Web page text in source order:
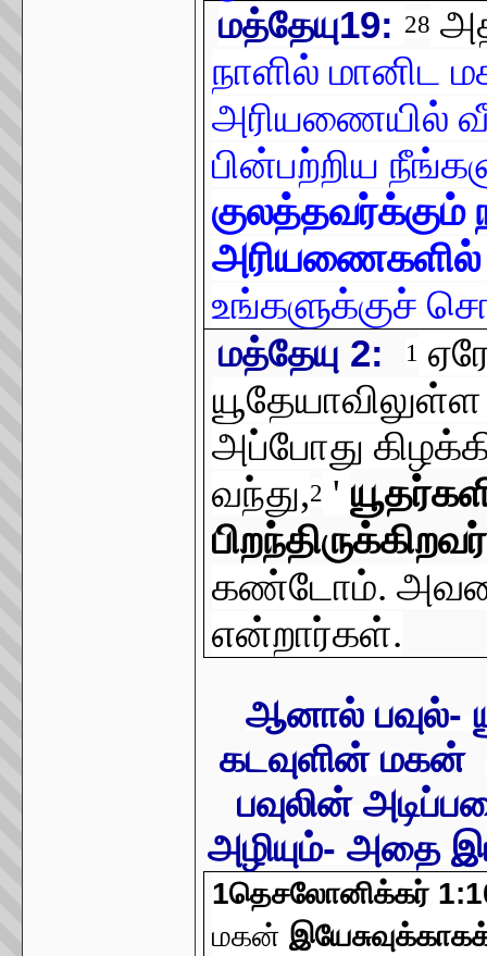
மத்தேயு19: 28
நாளில் மானிட
அரியணையில்
பின்பற்றிய
குலத்தவர்க்கும்
அரியணைகளில்
உங்களுக்குச்
மத்தேயு 2: 1
அப்போது
வந்து,2 '
கண்டோம்.
என்றார்கள்.
ஆனால் பவுல்-
கடவுளின் மகன்
பவுலின்
அழியும்- அதை
1தெசலோனிக்கர்
மகன்